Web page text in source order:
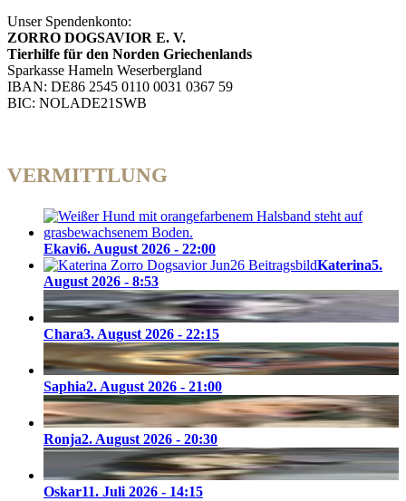
Unser Spendenkonto:
ZORRO DOGSAVIOR E. V.
Tierhilfe für den Norden Griechenlands
Sparkasse Hameln Weserbergland
IBAN: DE86 2545 0110 0031 0367 59
BIC: NOLADE21SWB
VERMITTLUNG
Ekavi6. August 2026 - 22:00
Katerina5.
August 2026 - 8:53
Chara3. August 2026 - 22:15
Saphia2. August 2026 - 21:00
Ronja2. August 2026 - 20:30
Oskar11. Juli 2026 - 14:15